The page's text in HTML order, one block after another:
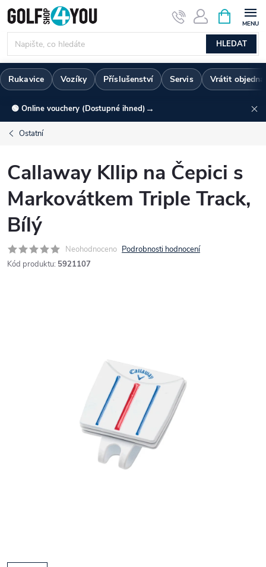
Přejít
na
obsah
HLEDAT
NÁKUPNÍ
KOŠÍK
Rukavice Vozíky Příslušenství Servis Vrátit
🟢 Online vouchery (Dostupné ihned) →
Ostatní
Callaway Kllip na Čepici s
Markovátkem Triple Track,
Bílý
Neohodnoceno Podrobnosti hodnocení
Kód produktu: 5921107